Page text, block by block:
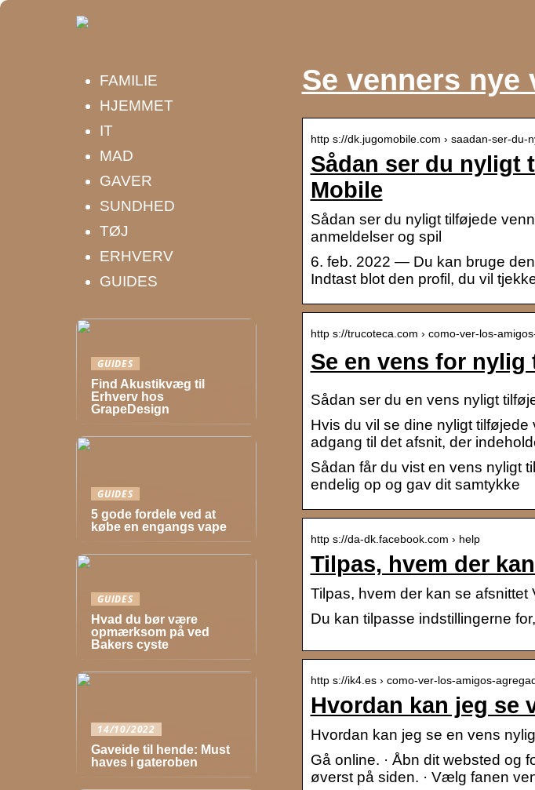
Se venners nye
http s://dk.jugomobile.com › saadan-ser-du-
Sådan ser du nyligt
Mobile
Sådan ser du nyligt tilføjede
anmeldelser og spil
6. feb. 2022 — Du kan bruge
Indtast blot den profil, du vil
http s://trucoteca.com › como-ver-los-
Se en vens for
Sådan ser du en vens nyligt
Hvis du vil se dine nyligt
adgang til det afsnit, der
Sådan får du vist en vens nyligt
endelig op og gav dit samtykke
http s://da-dk.facebook.com › help
Tilpas, hvem der
Tilpas, hvem der kan se
Du kan tilpasse indstillingerne
http s://ik4.es › como-ver-los-amigos-
Hvordan kan jeg se
Hvordan kan jeg se en vens
Gå online. · Åbn dit websted og
øverst på siden. · Vælg fanen
FAMILIE
HJEMMET
IT
MAD
GAVER
SUNDHED
TØJ
ERHVERV
GUIDES
GUIDES
Find Akustikvæg til
Erhverv hos
GrapeDesign
GUIDES
5 gode fordele ved at
købe en engangs vape
GUIDES
Hvad du bør være
opmærksom på ved
Bakers cyste
14/10/2022
Gaveide til hende: Must
haves i gateroben